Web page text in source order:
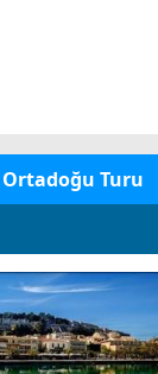
279 €